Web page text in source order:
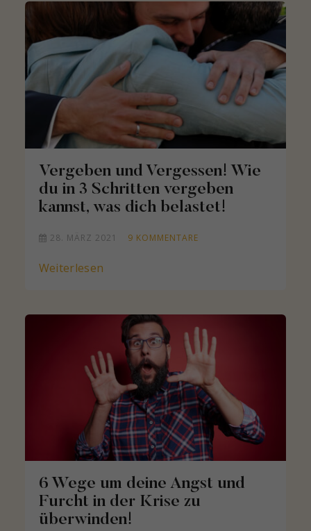
Vergeben und Vergessen! Wie
du in 3 Schritten vergeben
kannst, was dich belastet!
28. MÄRZ 2021 9 KOMMENTARE
Weiterlesen
6 Wege um deine Angst und
Furcht in der Krise zu
überwinden!